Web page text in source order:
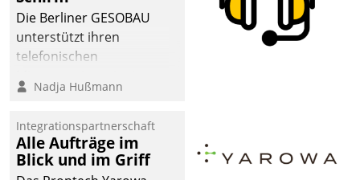
dafür ein Team
bestehend aus
Wohnungsunternehmen
und PropTech.
Die Berliner GESOBAU
unterstützt ihren
telefonischen
digitalen Cockpit, das
passende Fragen und
Schlagworte auswirft.
Eine intuitive
Nadja Hußmann
Integrationspartnerschaft
Alle Aufträge im
Blick und im Griff